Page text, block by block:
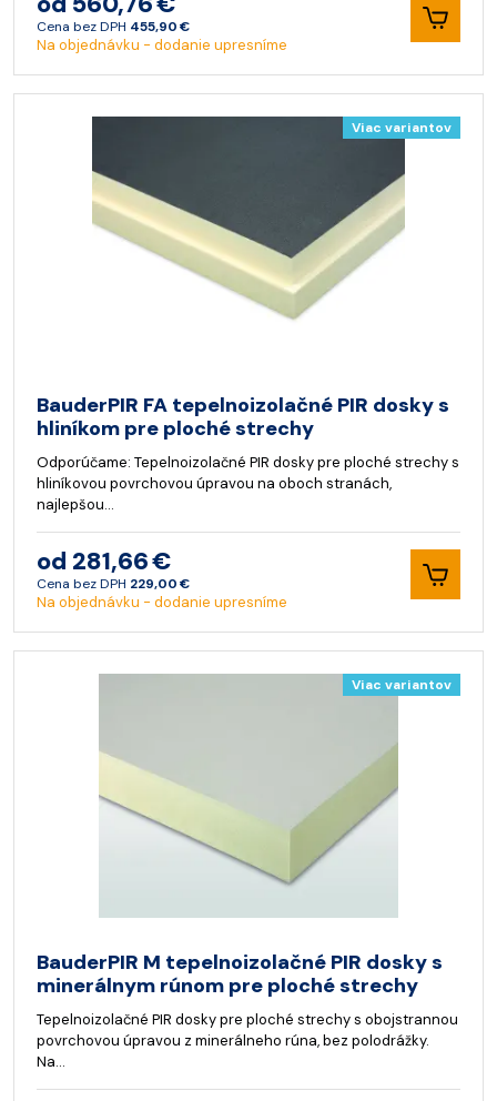
Cena bez DPH 455,90 €
Na objednávku - dodanie upresníme
Viac variantov
BauderPIR FA tepelnoizolačné PIR dosky s
hliníkom pre ploché strechy
Odporúčame: Tepelnoizolačné PIR dosky pre ploché strechy s
hliníkovou povrchovou úpravou na oboch stranách,
najlepšou…
od 281,66 €
Cena bez DPH 229,00 €
Na objednávku - dodanie upresníme
Viac variantov
BauderPIR M tepelnoizolačné PIR dosky s
minerálnym rúnom pre ploché strechy
Tepelnoizolačné PIR dosky pre ploché strechy s obojstrannou
povrchovou úpravou z minerálneho rúna, bez polodrážky.
Na…